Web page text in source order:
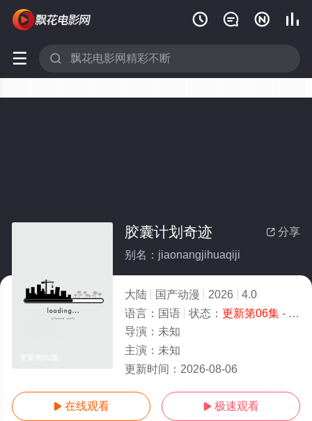
   
 
 分享
胶囊计划奇迹
别名：jiaonangjihuaqiji
大陆 国产动漫 2026
4.0
语言： 国语 状态： 更新第06集- 高清免费在线观看
导演： 未知
主演： 未知
更新时间： 2026-08-06
 在线观看  极速观看